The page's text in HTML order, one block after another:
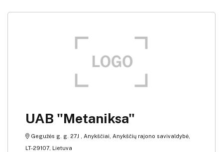
UAB "Metaniksa"
Gegužės g. g. 27J , Anykščiai, Anykščių rajono savivaldybė,
LT-29107, Lietuva